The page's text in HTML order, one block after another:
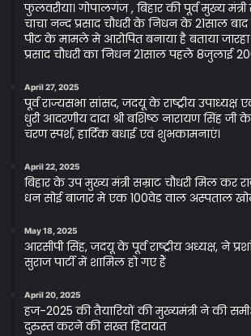
फुलवरीया। गोपालगंज , बिहार की पूर्व मुख्य मंत्री
चाचा नन्द प्रसाद चौधरी के निधन के 21साल
पीट के मामले मे आरोपित बनाया है बताया
प्रसाद चौधरी का निधन 21साल पहले 8जुलाई
April 27, 2025
पूर्व राज्यसभा सांसद, जदयू के राष्ट्रीय
धुरी आदरणीय दादा श्री बशिष्ठ नारायण सिंह
चरण स्पर्श, हार्दिक बधाई एवं शुभकामनाएं।
April 22, 2025
बिहार के उप मुख्य मंत्री सम्राट चौधरी मिल कर
धन सोई बाजार मे एक 100वेड वाल अस्पताल
May 18, 2025
आरसीपी सिंह, जदयू के पूर्व राष्ट्रीय अध्यक्ष, ने
सुराज पार्टी में शामिल हो गए हैं
April 20, 2025
हज-2025 की तैयारियों की मुख्यमंत्री ने की
दुरुस्त करने की सख्त हिदायत